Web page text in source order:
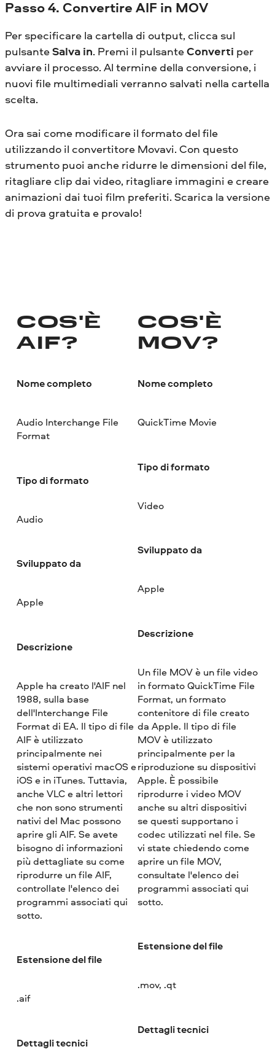
Passo 4. Convertire AIF in MOV
Per specificare la cartella di output, clicca sul
pulsanteSalva in. Premi il pulsanteConverti per
avviare il processo. Al termine della conversione, i
nuovi file multimediali verranno salvati nella cartella
scelta.
Ora sai come modificare il formato del file
utilizzando il convertitore Movavi. Con questo
strumento puoi anche ridurre le dimensioni del file,
ritagliare clip dai video, ritagliare immagini e creare
animazioni dai tuoi film preferiti. Scarica la versione
di prova gratuita e provalo!
COS'È
AIF?
Nome completo
Audio Interchange File
Format
Tipo di formato
Audio
Sviluppato da
Apple
Descrizione
Apple ha creato l'AIF nel
1988, sulla base
dell'Interchange File
Format di EA. Il tipo di file
AIF è utilizzato
principalmente nei
sistemi operativi macOS e
iOS e in iTunes. Tuttavia,
anche VLC e altri lettori
che non sono strumenti
nativi del Mac possono
aprire gli AIF. Se avete
bisogno di informazioni
più dettagliate su come
riprodurre un file AIF,
controllate l'elenco dei
programmi associati qui
sotto.
Estensione del file
.aif
Dettagli tecnici
COS'È
MOV?
Nome completo
QuickTime Movie
Tipo di formato
Video
Sviluppato da
Apple
Descrizione
Un file MOV è un file video
in formato QuickTime File
Format, un formato
contenitore di file creato
da Apple. Il tipo di file
MOV è utilizzato
principalmente per la
riproduzione su dispositivi
Apple. È possibile
riprodurre i video MOV
anche su altri dispositivi
se questi supportano i
codec utilizzati nel file. Se
vi state chiedendo come
aprire un file MOV,
consultate l'elenco dei
programmi associati qui
sotto.
Estensione del file
.mov, .qt
Dettagli tecnici